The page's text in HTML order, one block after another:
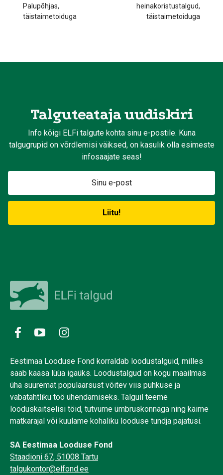
Palupõhjas,
täistaimetoiduga
heinakoristustalgud,
täistaimetoiduga
Talguteataja uudiskiri
Info kõigi ELFi talgute kohta sinu e-postile. Kuna
talgugrupid on võrdlemisi väiksed, on kasulik olla esimeste
infosaajate seas!
Eestimaa Looduse Fond korraldab loodustalguid, milles
saab kaasa lüüa igaüks. Loodustalgud on kogu maailmas
üha suuremat populaarsust võitev viis puhkuse ja
vabatahtliku töö ühendamiseks. Talguil teeme
looduskaitselisi töid, tutvume ümbruskonnaga ning käime
matkarajal või kuulame kohaliku looduse tundja pajatusi.
SA Eestimaa Looduse Fond
Staadioni 67, 51008 Tartu
talgukontor@elfond.ee